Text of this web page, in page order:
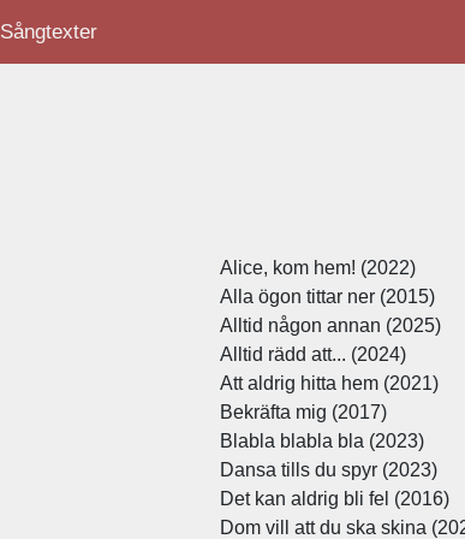
Sångtexter
Alice, kom hem! (2022)
Alla ögon tittar ner (2015)
Alltid någon annan (2025)
Alltid rädd att... (2024)
Att aldrig hitta hem (2021)
Bekräfta mig (2017)
Blabla blabla bla (2023)
Dansa tills du spyr (2023)
Det kan aldrig bli fel (2016)
Dom vill att du ska skina